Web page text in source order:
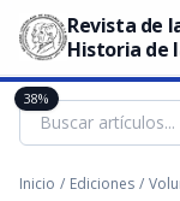
Revista de
Historia de
Inicio / Ediciones /
38%